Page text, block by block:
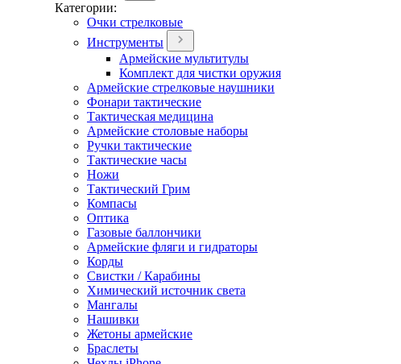
Категории:
Очки стрелковые
Инструменты
Армейские мультитулы
Комплект для чистки оружия
Армейские стрелковые наушники
Фонари тактические
Тактическая медицина
Армейские столовые наборы
Ручки тактические
Тактические часы
Ножи
Тактический Грим
Компасы
Оптика
Газовые баллончики
Армейские фляги и гидраторы
Корды
Свистки / Карабины
Химический источник света
Мангалы
Нашивки
Жетоны армейские
Браслеты